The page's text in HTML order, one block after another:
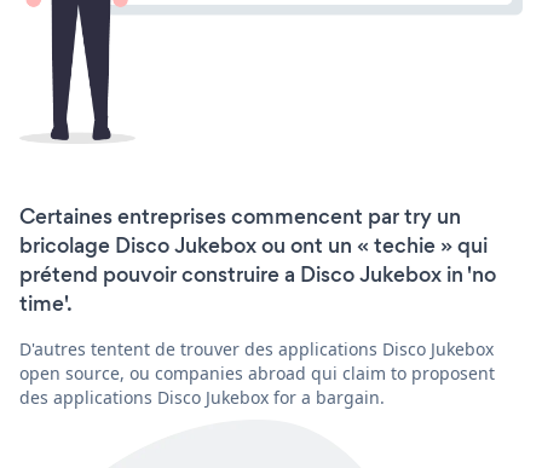
Certaines entreprises commencent par try un
bricolage Disco Jukebox ou ont un « techie » qui
prétend pouvoir construire a Disco Jukebox in 'no
time'.
D'autres tentent de trouver des applications Disco Jukebox
open source, ou companies abroad qui claim to proposent
des applications Disco Jukebox for a bargain.